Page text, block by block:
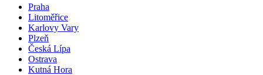
Praha
Litoměřice
Karlovy Vary
Plzeň
Česká Lípa
Ostrava
Kutná Hora